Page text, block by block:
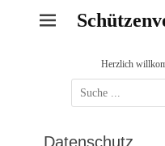
Herzlich
Suche
nach:
Datenschutz